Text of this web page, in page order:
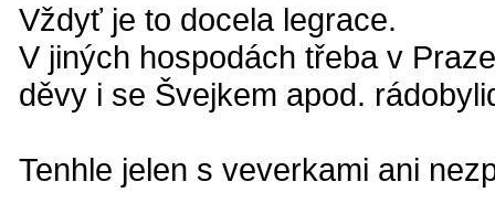
Vždyť je to docela legrace.
V jiných hospodách třeba v
děvy i se Švejkem apod.
Tenhle jelen s veverkami ani